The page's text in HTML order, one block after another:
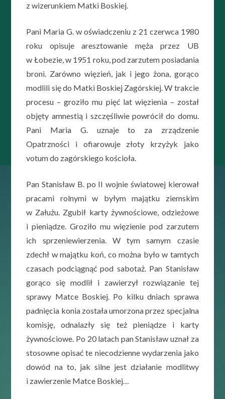
z wizerunkiem Matki Boskiej.
Pani Maria G. w oświadczeniu z 21 czerwca 1980
roku opisuje aresztowanie męża przez UB
w Łobezie, w 1951 roku, pod zarzutem posiadania
broni. Zarówno więzień, jak i jego żona, gorąco
modlili się do Matki Boskiej Zagórskiej. W trakcie
procesu – groziło mu pięć lat więzienia – został
objęty amnestią i szczęśliwie powrócił do domu.
Pani Maria G. uznaje to za zrządzenie
Opatrzności i ofiarowuje złoty krzyżyk jako
votum do zagórskiego kościoła.
Pan Stanisław B. po II wojnie światowej kierował
pracami rolnymi w byłym majątku ziemskim
w Załużu. Zgubił karty żywnościowe, odzieżowe
i pieniądze. Groziło mu więzienie pod zarzutem
ich sprzeniewierzenia. W tym samym czasie
zdechł w majątku koń, co można było w tamtych
czasach podciągnąć pod sabotaż. Pan Stanisław
gorąco się modlił i zawierzył rozwiązanie tej
sprawy Matce Boskiej. Po kilku dniach sprawa
padnięcia konia została umorzona przez specjalna
komisję, odnalazły się też pieniądze i karty
żywnościowe. Po 20 latach pan Stanisław uznał za
stosowne opisać te niecodzienne wydarzenia jako
dowód na to, jak silne jest działanie modlitwy
i zawierzenie Matce Boskiej…